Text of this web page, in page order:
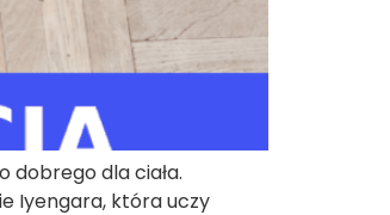
dobrego dla ciała.
Iyengara, która uczy